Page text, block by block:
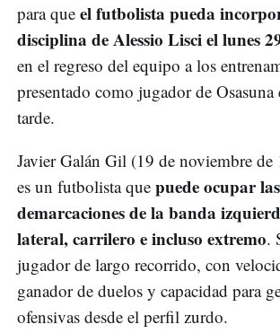
para que el futbolista pueda
disciplina de Alessio Lisci el lunes
en el regreso del equipo a los
presentado como jugador de Osasuna
tarde.
Javier Galán Gil (19 de noviembre
es un futbolista que puede ocupar
demarcaciones de la banda
lateral, carrilero e incluso extremo.
jugador de largo recorrido, con
ganador de duelos y capacidad para
ofensivas desde el perfil zurdo.